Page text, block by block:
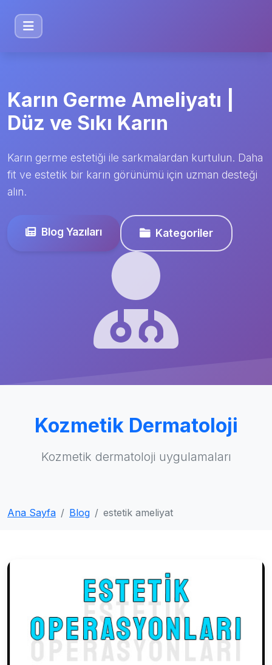
Karın Germe Ameliyatı |
Düz ve Sıkı Karın
Karın germe estetiği ile sarkmalardan kurtulun. Daha
fit ve estetik bir karın görünümü için uzman desteği
alın.
Blog Yazıları Kategoriler
Kozmetik Dermatoloji
Kozmetik dermatoloji uygulamaları
Ana Sayfa Blog estetik ameliyat